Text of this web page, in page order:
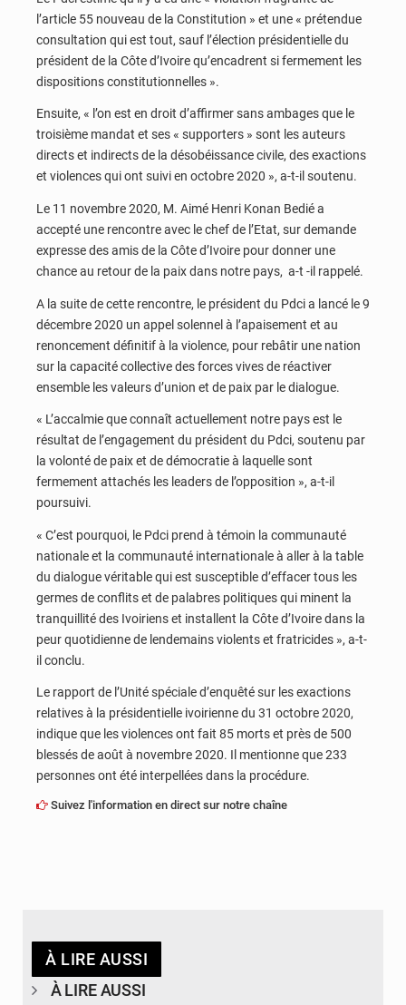
l’article 55 nouveau de la Constitution » et une « prétendue
consultation qui est tout, sauf l’élection présidentielle du
président de la Côte d’Ivoire qu’encadrent si fermement les
dispositions constitutionnelles ».
Ensuite, « l’on est en droit d’affirmer sans ambages que le
troisième mandat et ses « supporters » sont les auteurs
directs et indirects de la désobéissance civile, des exactions
et violences qui ont suivi en octobre 2020 », a-t-il soutenu.
Le 11 novembre 2020, M. Aimé Henri Konan Bedié a
accepté une rencontre avec le chef de l’Etat, sur demande
expresse des amis de la Côte d’Ivoire pour donner une
chance au retour de la paix dans notre pays, a-t -il rappelé.
A la suite de cette rencontre, le président du Pdci a lancé le 9
décembre 2020 un appel solennel à l’apaisement et au
renoncement définitif à la violence, pour rebâtir une nation
sur la capacité collective des forces vives de réactiver
ensemble les valeurs d’union et de paix par le dialogue.
« L’accalmie que connaît actuellement notre pays est le
résultat de l’engagement du président du Pdci, soutenu par
la volonté de paix et de démocratie à laquelle sont
fermement attachés les leaders de l’opposition », a-t-il
poursuivi.
« C’est pourquoi, le Pdci prend à témoin la communauté
nationale et la communauté internationale à aller à la table
du dialogue véritable qui est susceptible d’effacer tous les
germes de conflits et de palabres politiques qui minent la
tranquillité des Ivoiriens et installent la Côte d’Ivoire dans la
peur quotidienne de lendemains violents et fratricides », a-t-
il conclu.
Le rapport de l’Unité spéciale d’enquêté sur les exactions
relatives à la présidentielle ivoirienne du 31 octobre 2020,
indique que les violences ont fait 85 morts et près de 500
blessés de août à novembre 2020. Il mentionne que 233
personnes ont été interpellées dans la procédure.
Suivez l'information en direct sur notre chaîne
À LIRE AUSSI
À LIRE AUSSI